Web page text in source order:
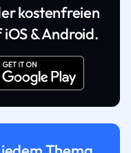
kostenfreien
& Android.